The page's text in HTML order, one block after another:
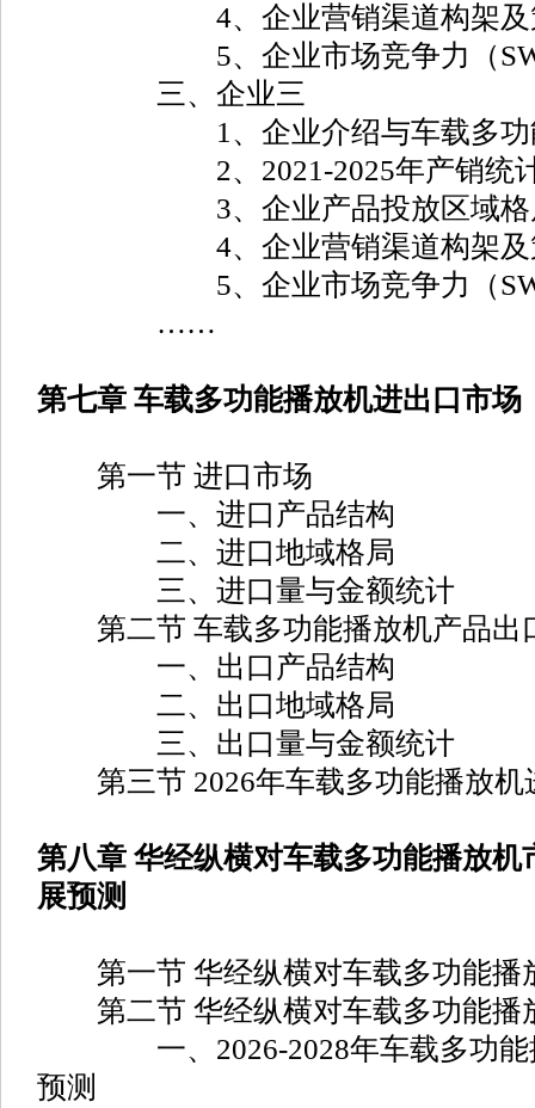
4、企业营销渠道构架及
5、企业市场竞争力（
三、企业三
1、企业介绍与车载多功能
2、2021-2025年产销统计
3、企业产品投放区域格
4、企业营销渠道构架及
5、企业市场竞争力（
……
第七章 车载多功能播放机进出口市场
第一节 进口市场
一、进口产品结构
二、进口地域格局
三、进口量与金额统计
第二节 车载多功能播放机产品出
一、出口产品结构
二、出口地域格局
三、出口量与金额统计
第三节 2026年车载多功能播放机
第八章 华经纵横对车载多功能播放
展预测
第一节 华经纵横对车载多功能播
第二节 华经纵横对车载多功能播
一、2026-2028年车载多功能
预测